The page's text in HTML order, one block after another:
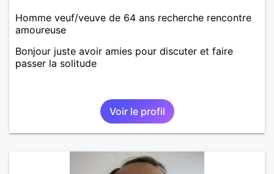
Homme veuf/veuve de 64 ans recherche rencontre
amoureuse
Bonjour juste avoir amies pour discuter et faire
passer la solitude
Voir le profil